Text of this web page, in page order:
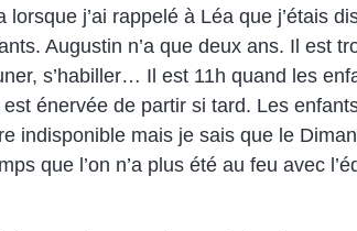
j’ai rappelé à Léa que j’étais
Augustin n’a que deux ans. Il est
s’habiller… Il est 11h quand les
énervée de partir si tard. Les
indisponible mais je sais que le
que l’on n’a plus été au feu avec